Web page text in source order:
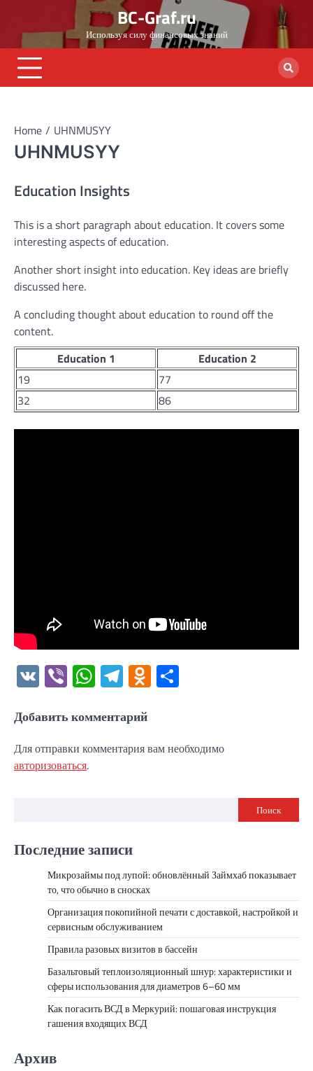
content
BC-Graf.ru
Используя силу финансовых знаний
Home UHNMUSYY
UHNMUSYY
Education Insights
This is a short paragraph about education. It covers some
interesting aspects of education.
Another short insight into education. Key ideas are briefly
discussed here.
A concluding thought about education to round off the
content.
Education 1
Education 2
19
77
32
86
VK ViberWhatsApp
Telegram
Odnoklassniki
Добавить комментарий
Для отправки комментария вам необходимо
авторизоваться.
Поиск
Последние записи
Микрозаймы под лупой: обновлённый Займхаб показывает
то, что обычно в сносках
Организация покопийной печати с доставкой, настройкой и
сервисным обслуживанием
Правила разовых визитов в бассейн
Базальтовый теплоизоляционный шнур: характеристики и
сферы использования для диаметров 6–60 мм
Как погасить ВСД в Меркурий: пошаговая инструкция
гашения входящих ВСД
Архив